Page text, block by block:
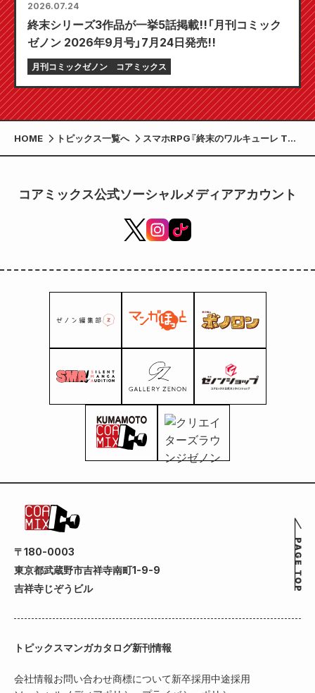
2026.07.24
終末シリーズ3作品が一挙5話掲載!!「月刊コミック
ゼノン 2026年9月号」7月24日発売!!
月刊コミックゼノン コアミックス
HOME トピックス一覧へ
スマホRPG『終末のワルキューレ The
Day of Judgment』と アニメ『北斗の
コアミックス公式ソーシャルメディアアカウント
〒180-0003
東京都武蔵野市吉祥寺南町1-9-9
吉祥寺じぞうビル
トピックスマンガカタログ新刊情報
会社情報お問い合わせ商標について新卒採用中途採用